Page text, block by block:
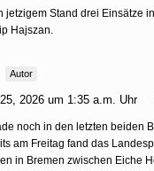
jetzigem Stand drei Einsätze
Hajszan.
Autor
2026 um 1:35 a.m. Uhr
noch in den letzten beiden
am Freitag fand das
in Bremen zwischen Eiche